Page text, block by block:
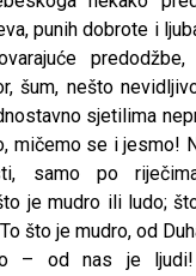
punih dobrote i
šum, nešto
sjetilima
mičemo se i jesmo!
samo po
je mudro ili ludo;
što je mudro, od
– od nas je ljudi!